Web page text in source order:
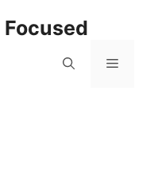
Focused
菜